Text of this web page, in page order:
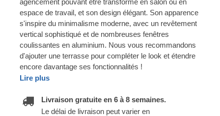
espace de travail, et son design élégant. Son apparence
s'inspire du minimalisme moderne, avec un revêtement
vertical sophistiqué et de nombreuses fenêtres
coulissantes en aluminium. Nous vous recommandons
d'ajouter une terrasse pour compléter le look et étendre
encore davantage ses fonctionnalités !
Lire plus
Livraison gratuite en 6 à 8 semaines.
Le délai de livraison peut varier en